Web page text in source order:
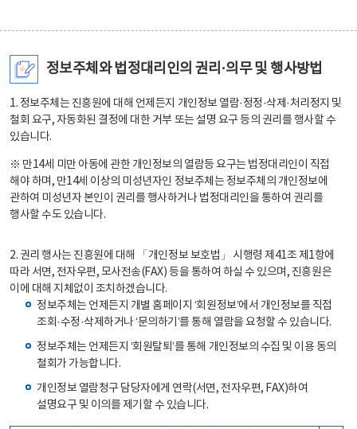
정보주체와 법정대리인의 권리·의무 및 행사방법
1. 정보주체는 진흥원에 대해 언제든지 개인정보 열람·정정·삭제·처리정지 및
철회 요구, 자동화된 결정에 대한 거부 또는 설명 요구 등의 권리를 행사할 수
있습니다.
※ 만14세 미만 아동에 관한 개인정보의 열람등 요구는 법정대리인이 직접
해야 하며, 만14세 이상의 미성년자인 정보주체는 정보주체의 개인정보에
관하여 미성년자 본인이 권리를 행사하거나 법정대리인을 통하여 권리를
행사할 수도 있습니다.
2. 권리 행사는 진흥원에 대해 「개인정보 보호법」 시행령 제41조 제1항에
따라 서면, 전자우편, 모사전송(FAX) 등을 통하여 하실 수 있으며, 진흥원은
이에 대해 지체없이 조치하겠습니다.
정보주체는 언제든지 개별 홈페이지 ‘회원정보’에서 개인정보를 직접
조회·수정·삭제하거나 ‘문의하기’를 통해 열람을 요청할 수 있습니다.
정보주체는 언제든지 ‘회원탈퇴’를 통해 개인정보의 수집 및 이용 동의
철회가 가능합니다.
개인정보 열람청구 담당자에게 연락(서면, 전자우편, FAX)하여
설명요구 및 이의를 제기할 수 있습니다.